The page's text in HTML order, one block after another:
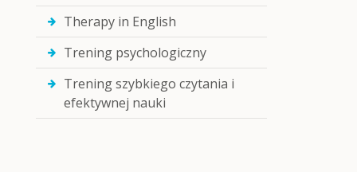
Therapy in English
Trening psychologiczny
Trening szybkiego czytania i
efektywnej nauki